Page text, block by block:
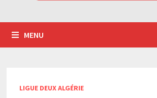
MENU
LIGUE DEUX ALGÉRIE